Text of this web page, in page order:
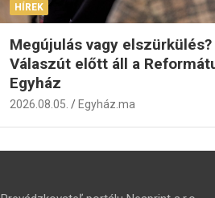
HÍREK
Megújulás vagy elszürkülés?
Válaszút előtt áll a
Egyház
2026.08.05. Egyház.ma